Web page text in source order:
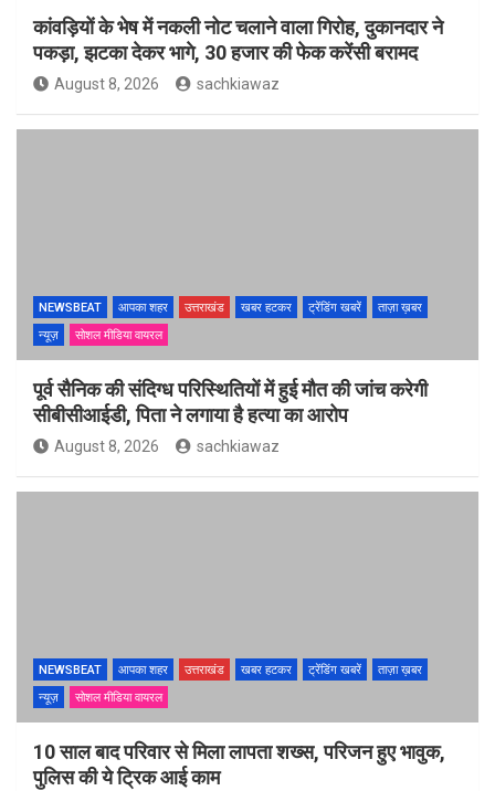
कांवड़ियों के भेष में नकली नोट चलाने वाला गिरोह, दुकानदार ने
पकड़ा, झटका देकर भागे, 30 हजार की फेक करेंसी बरामद
August 8, 2026 sachkiawaz
NEWSBEAT आपका शहर उत्तराखंड खबर हटकर ट्रेंडिंग खबरें
ताज़ा ख़बर
न्यूज़
सोशल मीडिया वायरल
पूर्व सैनिक की संदिग्ध परिस्थितियों में हुई मौत की जांच करेगी
सीबीसीआईडी, पिता ने लगाया है हत्या का आरोप
August 8, 2026 sachkiawaz
NEWSBEAT आपका शहर उत्तराखंड खबर हटकर ट्रेंडिंग खबरें
ताज़ा ख़बर
न्यूज़
सोशल मीडिया वायरल
10 साल बाद परिवार से मिला लापता शख्स, परिजन हुए भावुक,
पुलिस की ये ट्रिक आई काम